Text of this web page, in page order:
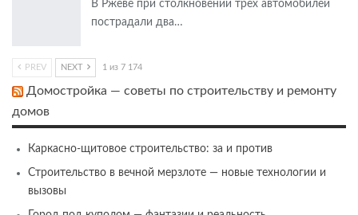
В Ржеве при столкновении трех автомобилей
пострадали два…
PREV NEXT 1 из 7 174
Домостройка — советы по строительству и ремонту
домов
Каркасно-щитовое строительство: за и против
Строительство в вечной мерзлоте — новые технологии и
вызовы